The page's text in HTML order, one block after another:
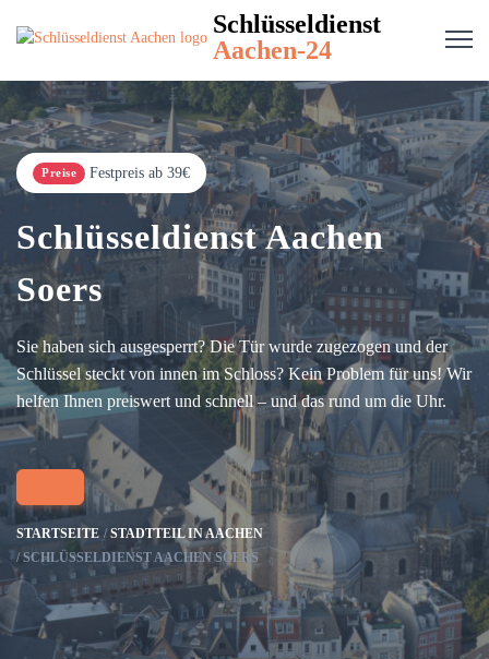
Schlüsseldienst
Aachen-24
Preise Festpreis ab 39€
Schlüsseldienst Aachen
Soers
Sie haben sich ausgesperrt? Die Tür wurde zugezogen und der
Schlüssel steckt von innen im Schloss? Kein Problem für uns! Wir
helfen Ihnen preiswert und schnell – und das rund um die Uhr.
STARTSEITE
STADTTEIL IN AACHEN
SCHLÜSSELDIENST AACHEN SOERS